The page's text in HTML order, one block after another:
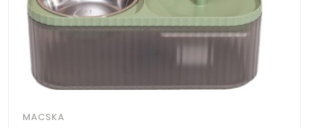
MACSKA